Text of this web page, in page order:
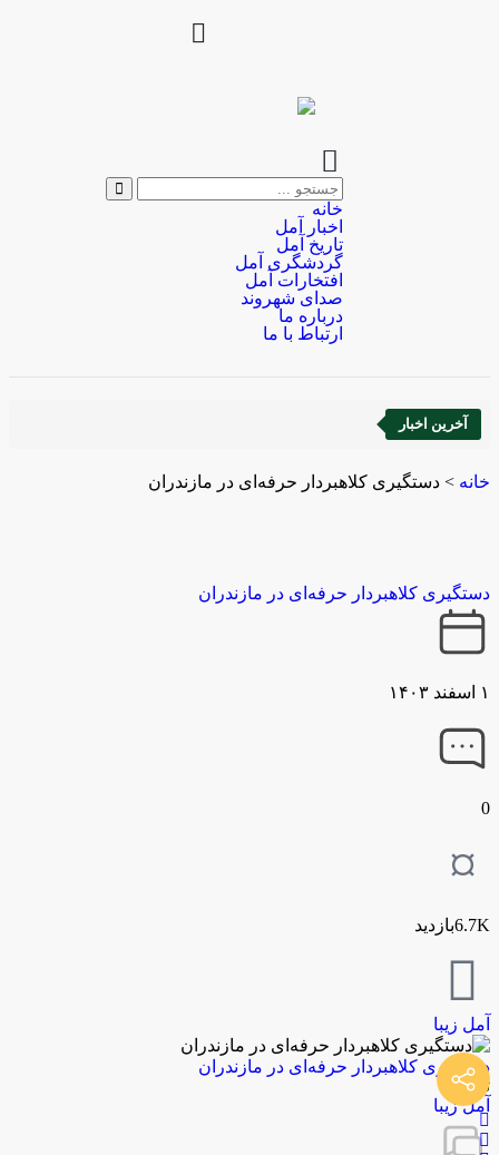
خانه
اخبار آمل
تاریخ آمل
گردشگری آمل
افتخارات آمل
صدای شهروند
درباره ما
ارتباط با ما
آخرین اخبار
خانه > دستگیری کلاهبردار حرفه‌ای در مازندران
دستگیری کلاهبردار حرفه‌ای در مازندران
۱ اسفند ۱۴۰۳
0
6.7Kبازدید
آمل زیبا
دستگیری کلاهبردار حرفه‌ای در مازندران
توسط
آمل زیبا